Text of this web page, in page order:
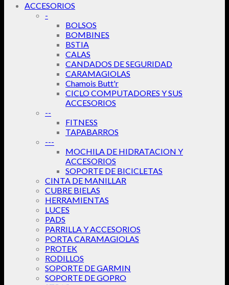
ACCESORIOS
-
BOLSOS
BOMBINES
BSTIA
CALAS
CANDADOS DE SEGURIDAD
CARAMAGIOLAS
Chamois Butt'r
CICLO COMPUTADORES Y SUS
ACCESORIOS
--
FITNESS
TAPABARROS
---
MOCHILA DE HIDRATACION Y
ACCESORIOS
SOPORTE DE BICICLETAS
CINTA DE MANILLAR
CUBRE BIELAS
HERRAMIENTAS
LUCES
PADS
PARRILLA Y ACCESORIOS
PORTA CARAMAGIOLAS
PROTEK
RODILLOS
SOPORTE DE GARMIN
SOPORTE DE GOPRO